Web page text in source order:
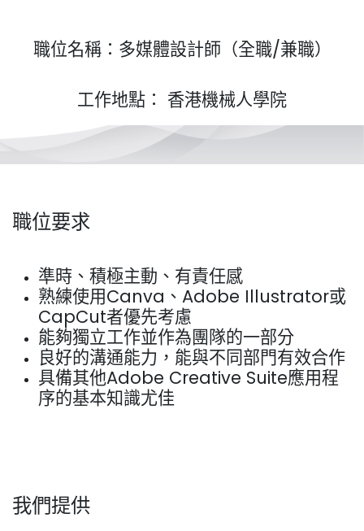
職位名稱：多媒體設計師（全職/兼職）
工作地點： 香港機械人學院
職位要求
準時、積極主動、有責任感
熟練使用Canva、Adobe Illustrator或
CapCut者優先考慮
能夠獨立工作並作為團隊的一部分
良好的溝通能力，能與不同部門有效合作
具備其他Adobe Creative Suite應用程
序的基本知識尤佳
我們提供